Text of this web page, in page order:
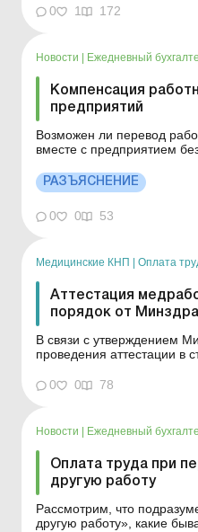
предприятие, в учреждение,
по ...
0 1 172
Новости | Ежедневный
Компенсация
предприятий
Возможен ли перевод
вместе с предприятием
новосозданное предприятие Что должен
работодатель при
на офисный или
работу в другую...
РАЗЪЯСНЕНИЕ
0 0 53
Медицинские КНП Оплата
Аттестация
порядок от
В связи с утверждением
проведения аттестации в
начислять баллы
переходные моменты
аттестации работнико...
0 0 78
Новости Ежедневный
Оплата труда при
другую работу
Рассмотрим, что
другую работу», какие